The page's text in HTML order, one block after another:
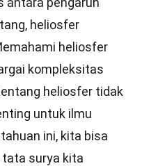
heliosfer
heliosfer
kompleksitas
heliosfer tidak
untuk ilmu
ini, kita bisa
tata surya kita